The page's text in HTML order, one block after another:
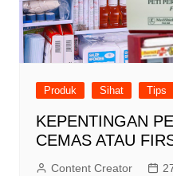
Produk Sihat Tips
KEPENTINGAN
CEMAS ATAU
Content Creator